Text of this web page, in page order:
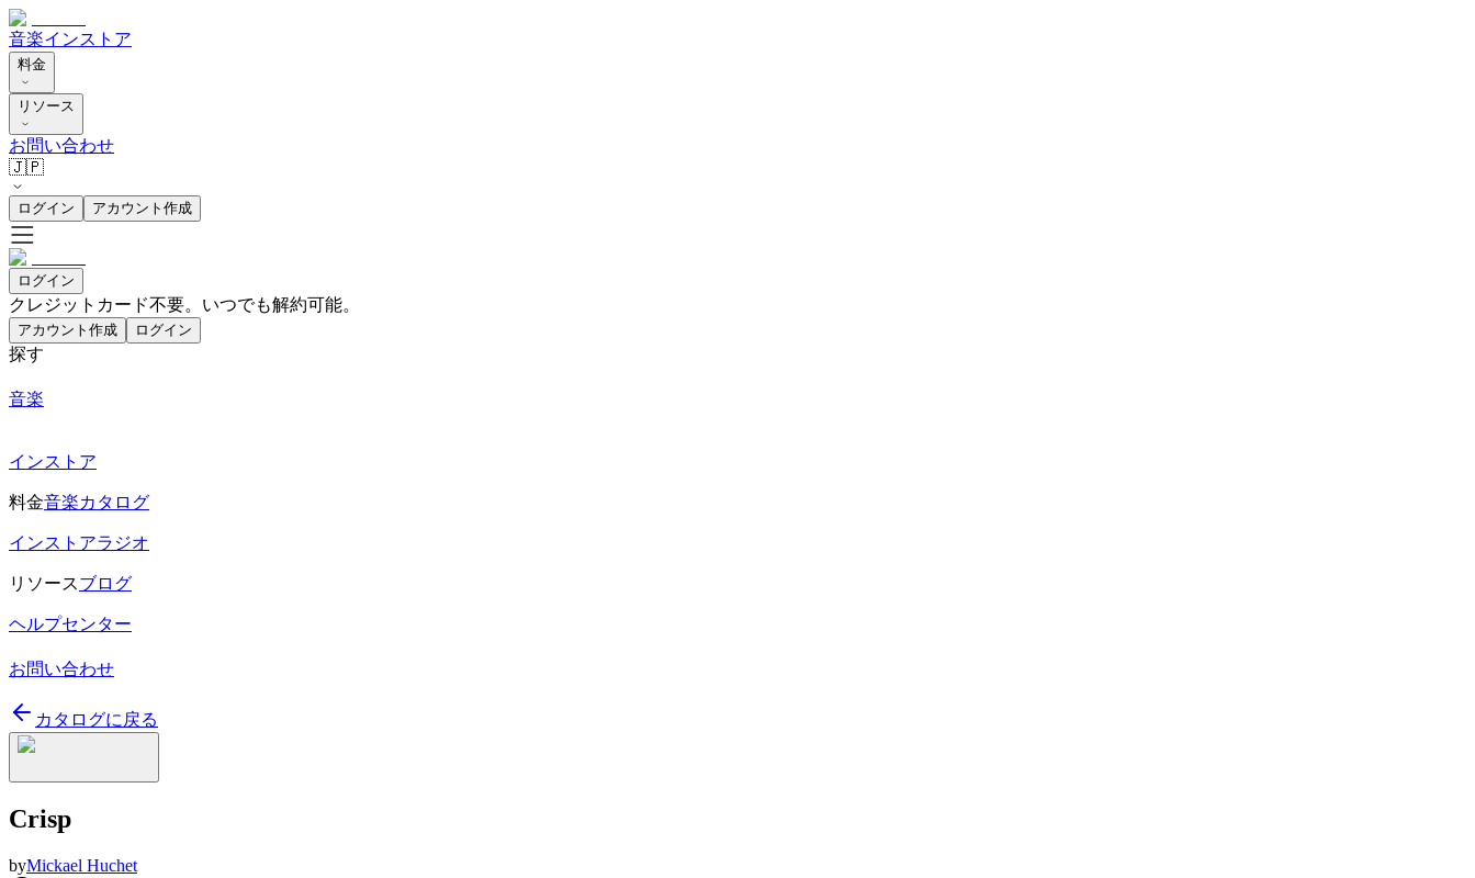
音楽インストア
料金
リソース
お問い合わせ
🇯🇵
ログイン アカウント作成
ログイン
クレジットカード不要。いつでも解約可能。
アカウント作成 ログイン
探す
音楽
インストア
料金音楽カタログ
インストアラジオ
リソースブログ
ヘルプセンター
お問い合わせ
カタログに戻る
Crisp
byMickael Huchet